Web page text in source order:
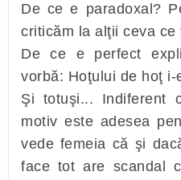
De ce e paradoxal?
criticăm la alţii ceva ce
De ce e perfect
vorbă: Hoţului de hoţ i-
Şi totuşi... Indiferent
motiv este adesea
vede femeia că şi
face tot are scandal